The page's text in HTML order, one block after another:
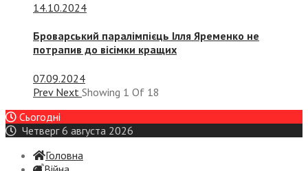
14.10.2024
Броварський паралімпієць Ілля Яременко не
потрапив до вісімки кращих
07.09.2024
Prev Next Showing 1 Of 18
Сьогодні
Четверг 6 августа 2026
Головна